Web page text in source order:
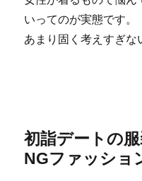
いってのが実態です。
あまり固く考えすぎな
初詣デートの
NGファッショ